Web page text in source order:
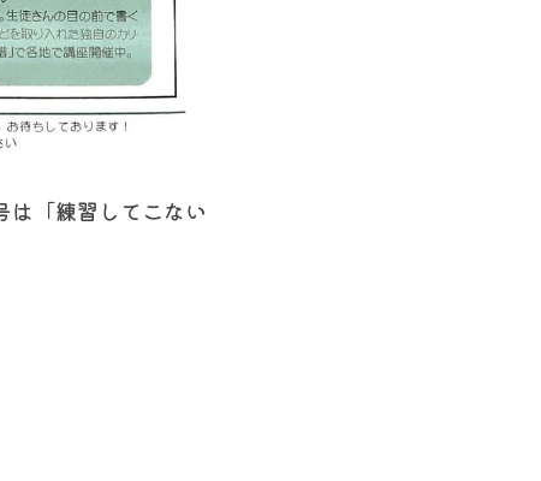
は「練習してこない